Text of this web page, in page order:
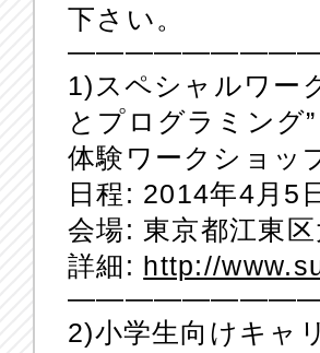
下さい。
1)スペシャルワー
とプログラミング”
体験ワークショッ
日程: 2014年4月5
会場: 東京都江東
詳細: http://
2)小学生向けキャ